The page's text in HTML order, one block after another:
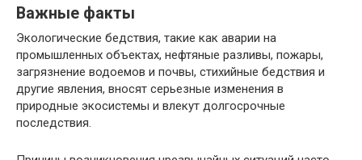
Важные факты
Экологические бедствия, такие как аварии на
промышленных объектах, нефтяные разливы, пожары,
загрязнение водоемов и почвы, стихийные бедствия и
другие явления, вносят серьезные изменения в
природные экосистемы и влекут долгосрочные
последствия.